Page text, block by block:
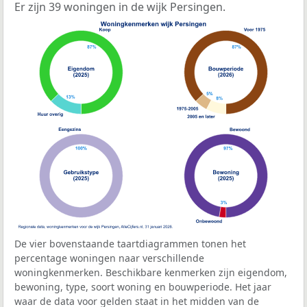
Er zijn 39 woningen in de wijk Persingen.
De vier bovenstaande taartdiagrammen tonen het
percentage woningen naar verschillende
woningkenmerken. Beschikbare kenmerken zijn eigendom,
bewoning, type, soort woning en bouwperiode. Het jaar
waar de data voor gelden staat in het midden van de